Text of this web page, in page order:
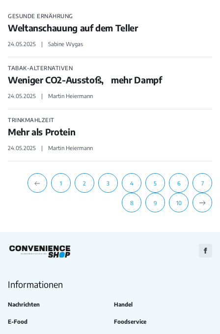
GESUNDE ERNÄHRUNG
Weltanschauung auf dem Teller
24.05.2025 Sabine Wygas
TABAK-ALTERNATIVEN
Weniger CO2-Ausstoß, mehr Dampf
24.05.2025 Martin Heiermann
TRINKMAHLZEIT
Mehr als Protein
24.05.2025 Martin Heiermann
1 2 3 4 5 6 7
8 9 10
Zu
Informationen
Nachrichten Handel
E-Food Foodservice